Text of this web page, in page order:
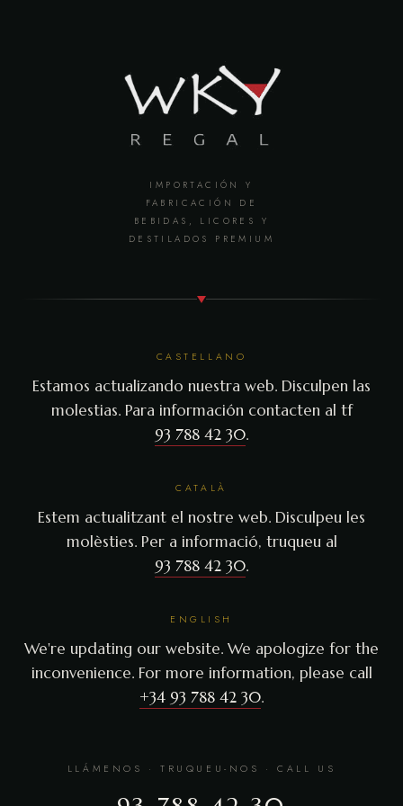
IMPORTACIÓN Y
FABRICACIÓN DE
BEBIDAS, LICORES Y
DESTILADOS PREMIUM
CASTELLANO
Estamos actualizando nuestra web. Disculpen las
molestias. Para información contacten al tf
93 788 42 30.
CATALÀ
Estem actualitzant el nostre web. Disculpeu les
molèsties. Per a informació, truqueu al
93 788 42 30.
ENGLISH
We're updating our website. We apologize for the
inconvenience. For more information, please call
+34 93 788 42 30.
LLÁMENOS · TRUQUEU-NOS · CALL US